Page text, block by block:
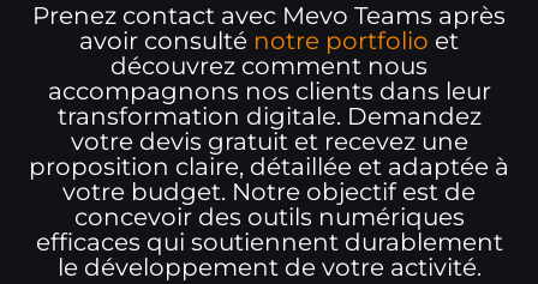
Prenez contact avec Mevo Teams après
avoir consulté notre portfolio et
découvrez comment nous
accompagnons nos clients dans leur
transformation digitale. Demandez
votre devis gratuit et recevez une
proposition claire, détaillée et adaptée à
votre budget. Notre objectif est de
concevoir des outils numériques
efficaces qui soutiennent durablement
le développement de votre activité.